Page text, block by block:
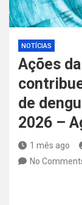
NOTÍCIAS
Ações
de
2026 –
1 mês ago
No